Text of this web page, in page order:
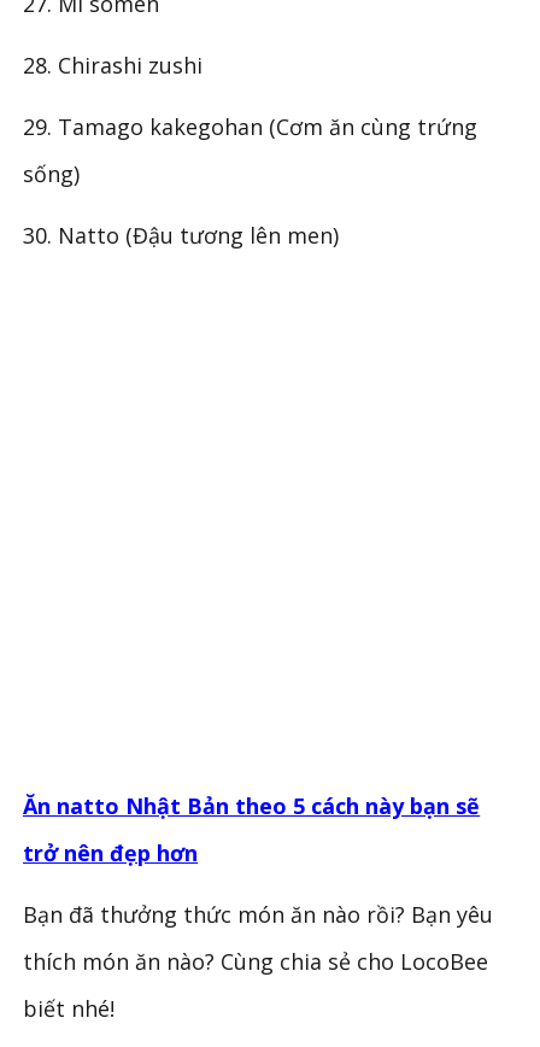
28. Chirashi zushi
29. Tamago kakegohan (Cơm ăn cùng trứng
sống)
30. Natto (Đậu tương lên men)
Ăn natto Nhật Bản theo 5 cách này bạn sẽ
trở nên đẹp hơn
Bạn đã thưởng thức món ăn nào rồi? Bạn yêu
thích món ăn nào? Cùng chia sẻ cho LocoBee
biết nhé!